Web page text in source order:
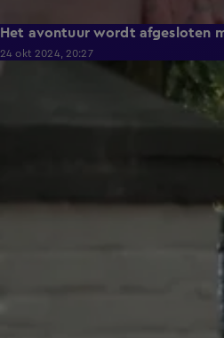
Het avontuur wordt afgesloten
24 okt 2024, 20:27